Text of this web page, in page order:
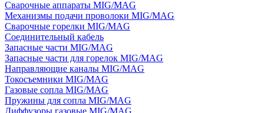
Сварочные аппараты MIG/MAG
Механизмы подачи проволоки MIG/MAG
Сварочные горелки MIG/MAG
Соединительный кабель
Запасные части MIG/MAG
Запасные части для горелок MIG/MAG
Направляющие каналы MIG/MAG
Токосъемники MIG/MAG
Газовые сопла MIG/MAG
Пружины для сопла MIG/MAG
Диффузоры газовые MIG/MAG